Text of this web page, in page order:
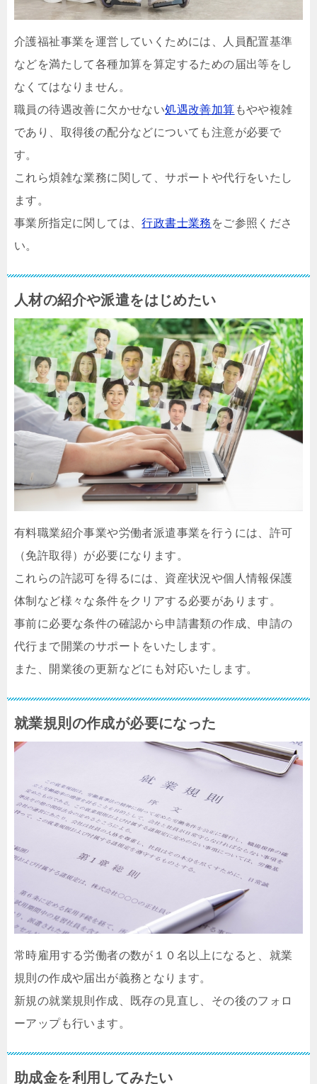
介護福祉事業を運営していくためには、人員配置基準
などを満たして各種加算を算定するための届出等をし
なくてはなりません。
職員の待遇改善に欠かせない処遇改善加算 もやや複雑
であり、取得後の配分などについても注意が必要で
す。
これら煩雑な業務に関して、サポートや代行をいたし
ます。
事業所指定に関しては、行政書士業務 をご参照くださ
い。
人材の紹介や派遣をはじめたい
有料職業紹介事業や労働者派遣事業を行うには、許可
（免許取得）が必要になります。
これらの許認可を得るには、資産状況や個人情報保護
体制など様々な条件をクリアする必要があります。
事前に必要な条件の確認から申請書類の作成、申請の
代行まで開業のサポートをいたします。
また、開業後の更新などにも対応いたします。
就業規則の作成が必要になった
常時雇用する労働者の数が１０名以上になると、就業
規則の作成や届出が義務となります。
新規の就業規則作成、既存の見直し、その後のフォロ
ーアップも行います。
助成金を利用してみたい